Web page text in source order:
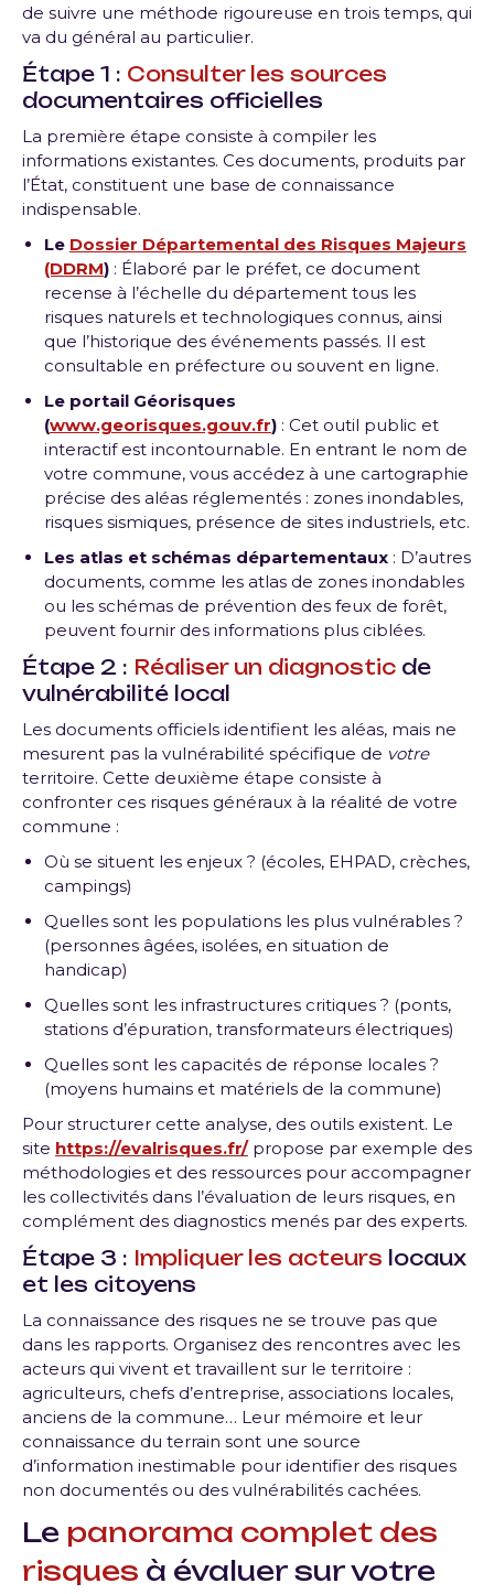
de suivre une méthode rigoureuse en trois temps, qui
va du général au particulier.
Étape 1 : Consulter les sources
documentaires officielles
La première étape consiste à compiler les
informations existantes. Ces documents, produits par
l’État, constituent une base de connaissance
indispensable.
Le Dossier Départemental des Risques Majeurs
(DDRM) : Élaboré par le préfet, ce document
recense à l’échelle du département tous les
risques naturels et technologiques connus, ainsi
que l’historique des événements passés. Il est
consultable en préfecture ou souvent en ligne.
Le portail Géorisques
(www.georisques.gouv.fr) : Cet outil public et
interactif est incontournable. En entrant le nom de
votre commune, vous accédez à une cartographie
précise des aléas réglementés : zones inondables,
risques sismiques, présence de sites industriels, etc.
Les atlas et schémas départementaux : D’autres
documents, comme les atlas de zones inondables
ou les schémas de prévention des feux de forêt,
peuvent fournir des informations plus ciblées.
Étape 2 : Réaliser un diagnostic de
vulnérabilité local
Les documents officiels identifient les aléas, mais ne
mesurent pas la vulnérabilité spécifique de votre
territoire. Cette deuxième étape consiste à
confronter ces risques généraux à la réalité de votre
commune :
Où se situent les enjeux ? (écoles, EHPAD, crèches,
campings)
Quelles sont les populations les plus vulnérables ?
(personnes âgées, isolées, en situation de
handicap)
Quelles sont les infrastructures critiques ? (ponts,
stations d’épuration, transformateurs électriques)
Quelles sont les capacités de réponse locales ?
(moyens humains et matériels de la commune)
Pour structurer cette analyse, des outils existent. Le
site https://evalrisques.fr/propose par exemple des
méthodologies et des ressources pour accompagner
les collectivités dans l’évaluation de leurs risques, en
complément des diagnostics menés par des experts.
Étape 3 : Impliquer les acteurs locaux
et les citoyens
La connaissance des risques ne se trouve pas que
dans les rapports. Organisez des rencontres avec les
acteurs qui vivent et travaillent sur le territoire :
agriculteurs, chefs d’entreprise, associations locales,
anciens de la commune… Leur mémoire et leur
connaissance du terrain sont une source
d’information inestimable pour identifier des risques
non documentés ou des vulnérabilités cachées.
Le panorama complet des
risques à évaluer sur votre